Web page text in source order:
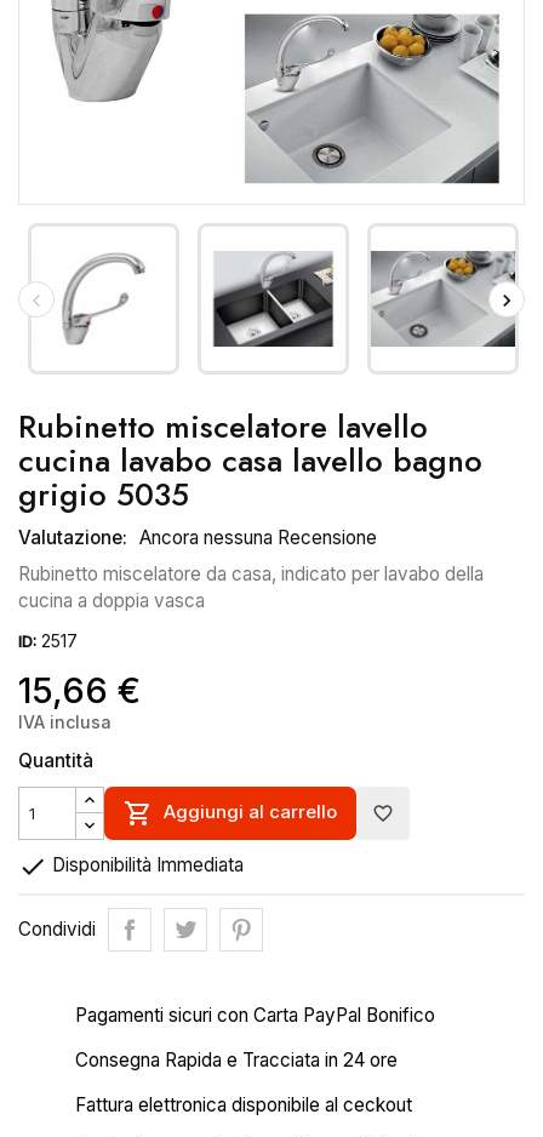
Rubinetto miscelatore lavello
cucina lavabo casa lavello bagno
grigio 5035
Valutazione: Ancora nessuna Recensione
Rubinetto miscelatore da casa, indicato per lavabo della
cucina a doppia vasca
ID: 2517
15,66 €
IVA inclusa
Quantità
 Aggiungi al carrello favorite_border
 Disponibilità Immediata
Condividi
Pagamenti sicuri con Carta PayPal Bonifico
Consegna Rapida e Tracciata in 24 ore
Fattura elettronica disponibile al ceckout